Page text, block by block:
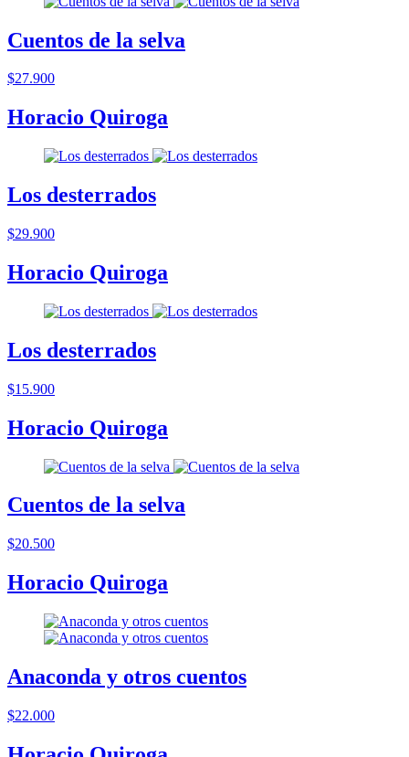
Cuentos de la selva
$27.900
Horacio Quiroga
Los desterrados
$29.900
Horacio Quiroga
Los desterrados
$15.900
Horacio Quiroga
Cuentos de la selva
$20.500
Horacio Quiroga
Anaconda y otros cuentos
$22.000